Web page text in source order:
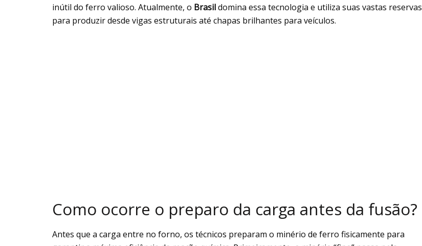
inútil do ferro valioso. Atualmente, o Brasildomina essa tecnologia e utiliza suas vastas reservas
para produzir desde vigas estruturais até chapas brilhantes para veículos.
Como ocorre o preparo da carga antes da fusão?
Antes que a carga entre no forno, os técnicos preparam o minério de ferro fisicamente para